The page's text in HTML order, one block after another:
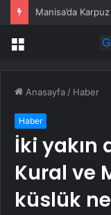
Menü
Anasayfa / Haber
Haber
İki yakın
Kural ve
küslük